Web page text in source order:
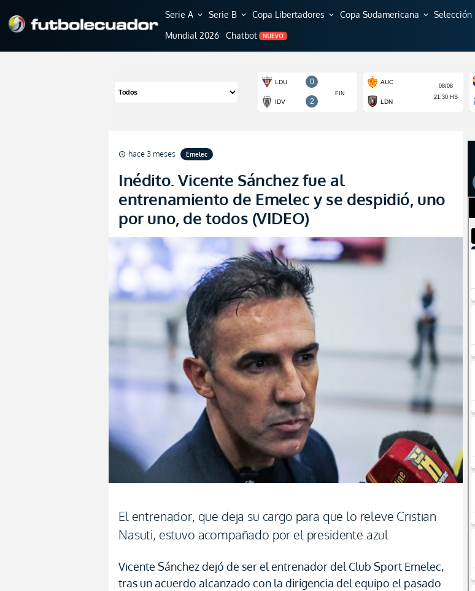
Serie A expand_more Serie B expand_more Copa Libertadores expand_more Copa Sudamericana expand_more Selección
Mundial 2026 Chatbot NUEVO
schedule hace 3 meses Emelec
Inédito. Vicente Sánchez fue al
entrenamiento de Emelec y se despidió, uno
por uno, de todos (VIDEO)
El entrenador, que deja su cargo para que lo releve Cristian
Nasuti, estuvo acompañado por el presidente azul
Vicente Sánchez dejó de ser el entrenador del Club Sport Emelec,
tras un acuerdo alcanzado con la dirigencia del equipo el pasado